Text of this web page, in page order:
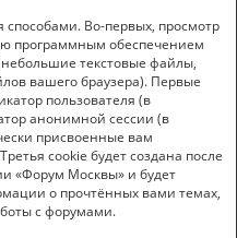
Во-первых, просмотр
программным обеспечением
текстовые файлы,
вашего браузера). Первые
пользователя (в
анонимной сессии (в
присвоенные вам
cookie будет создана после
«Форум Москвы» и будет
о прочтённых вами темах,
с форумами.